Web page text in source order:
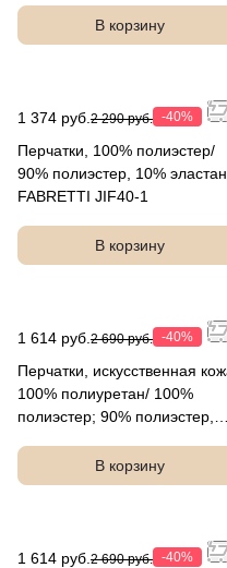
В корзину
1 374 руб. 2 290 руб. -40%
Перчатки, 100% полиэстер/
90% полиэстер, 10% эластан,
FABRETTI JIF40-1
В корзину
1 614 руб. 2 690 руб. -40%
Перчатки, искусственная
100% полиуретан/ 100%
полиэстер; 90% полиэстер,
В корзину
1 614 руб. 2 690 руб. -40%